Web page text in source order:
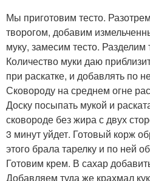
Мы приготовим тесто.
творогом, добавим
муку, замесим тесто. Разделим
Количество муки даю
при раскатке, и добавлять по
Сковороду на среднем огне
Доску посыпать мукой и
сковороде без жира с двух
3 минут уйдет. Готовый корж
этого брала тарелку и по ней
Готовим крем. В сахар
Добавляем туда же крахмал